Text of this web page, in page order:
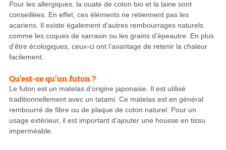
Pour les allergiques, la ouate de coton bio et la laine sont
conseillées. En effet, ces éléments ne retiennent pas les
acariens. Il existe également d’autres rembourrages naturels
comme les coques de sarrasin ou les grains d’épeautre. En plus
d’être écologiques, ceux-ci ont l’avantage de retenir la chaleur
facilement.
Qu’est-ce qu’un futon ?
Le futon est un matelas d’origine japonaise. Il est utilisé
traditionnellement avec un tatami. Ce matelas est en général
rembourré de fibre ou de plaque de coton naturel. Pour un
usage extérieur, il est important d’ajouter une housse en tissu
imperméable.